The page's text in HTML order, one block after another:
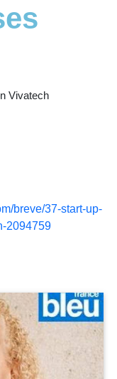
Vivatech
breve/37-start-up-
2094759